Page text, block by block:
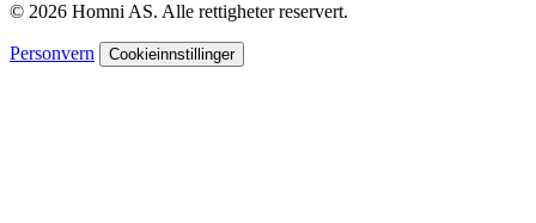
© 2026 Homni AS. Alle rettigheter reservert.
Personvern Cookieinnstillinger